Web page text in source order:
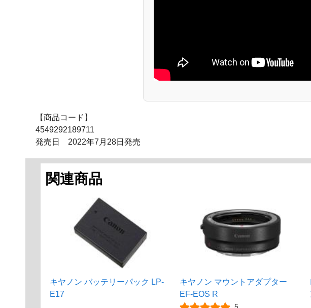
【商品コード】
4549292189711
発売日 2022年7月28日発売
関連商品
キヤノン バッテリーパック LP-
E17
キヤノン マウントアダプター
EF-EOS R